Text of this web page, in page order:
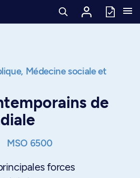
Médecine sociale et
de
MSO 6500
forces